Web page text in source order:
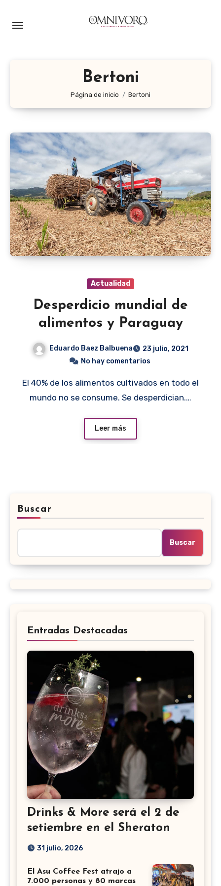
Bertoni
Página de inicio Bertoni
Actualidad
Desperdicio mundial de
alimentos y Paraguay
Eduardo Baez Balbuena
23 julio, 2021
No hay comentarios
El 40% de los alimentos cultivados en todo el
mundo no se consume. Se desperdician.…
Leer más
Buscar
Buscar
Entradas Destacadas
Drinks & More será el 2 de
setiembre en el Sheraton
31 julio, 2026
El Asu Coffee Fest atrajo a
7.000 personas y 80 marcas